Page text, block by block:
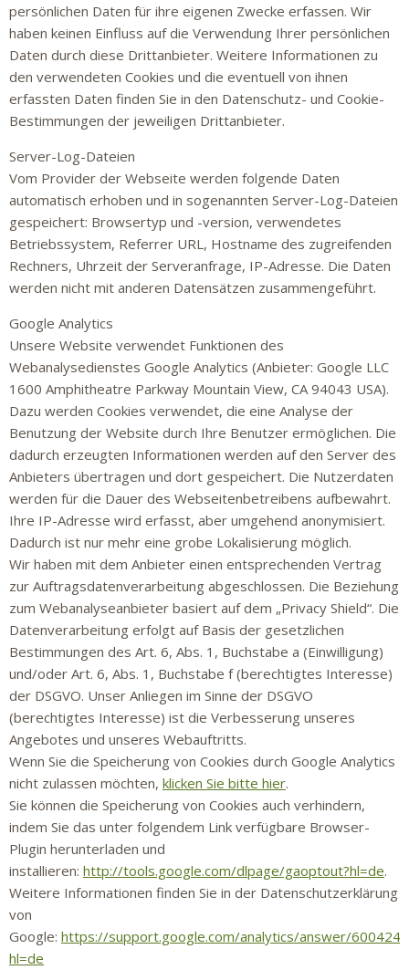
persönlichen Daten für ihre eigenen Zwecke erfassen. Wir
haben keinen Einfluss auf die Verwendung Ihrer persönlichen
Daten durch diese Drittanbieter. Weitere Informationen zu
den verwendeten Cookies und die eventuell von ihnen
erfassten Daten finden Sie in den Datenschutz- und Cookie-
Bestimmungen der jeweiligen Drittanbieter.
Server-Log-Dateien
Vom Provider der Webseite werden folgende Daten
automatisch erhoben und in sogenannten Server-Log-Dateien
gespeichert: Browsertyp und -version, verwendetes
Betriebssystem, Referrer URL, Hostname des zugreifenden
Rechners, Uhrzeit der Serveranfrage, IP-Adresse. Die Daten
werden nicht mit anderen Datensätzen zusammengeführt.
Google Analytics
Unsere Website verwendet Funktionen des
Webanalysedienstes Google Analytics (Anbieter: Google LLC
1600 Amphitheatre Parkway Mountain View, CA 94043 USA).
Dazu werden Cookies verwendet, die eine Analyse der
Benutzung der Website durch Ihre Benutzer ermöglichen. Die
dadurch erzeugten Informationen werden auf den Server des
Anbieters übertragen und dort gespeichert. Die Nutzerdaten
werden für die Dauer des Webseitenbetreibens aufbewahrt.
Ihre IP-Adresse wird erfasst, aber umgehend anonymisiert.
Dadurch ist nur mehr eine grobe Lokalisierung möglich.
Wir haben mit dem Anbieter einen entsprechenden Vertrag
zur Auftragsdatenverarbeitung abgeschlossen. Die Beziehung
zum Webanalyseanbieter basiert auf dem „Privacy Shield“. Die
Datenverarbeitung erfolgt auf Basis der gesetzlichen
Bestimmungen des Art. 6, Abs. 1, Buchstabe a (Einwilligung)
und/oder Art. 6, Abs. 1, Buchstabe f (berechtigtes Interesse)
der DSGVO. Unser Anliegen im Sinne der DSGVO
(berechtigtes Interesse) ist die Verbesserung unseres
Angebotes und unseres Webauftritts.
Wenn Sie die Speicherung von Cookies durch Google Analytics
nicht zulassen möchten, klicken Sie bitte hier.
Sie können die Speicherung von Cookies auch verhindern,
indem Sie das unter folgendem Link verfügbare Browser-
Plugin herunterladen und
installieren: http://tools.google.com/dlpage/gaoptout?hl=de.
Weitere Informationen finden Sie in der Datenschutzerklärung
von
Google: https://support.google.com/analytics/answer/
hl=de